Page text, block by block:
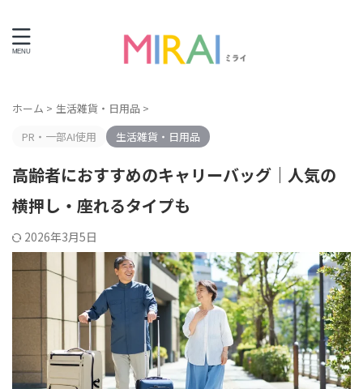
ホーム > 生活雑貨・日用品 >
PR・一部AI使用
生活雑貨・日用品
高齢者におすすめのキャリーバッグ｜人気の
横押し・座れるタイプも
2026年3月5日